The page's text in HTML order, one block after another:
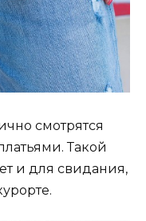
смотрятся
Такой
и для свидания,